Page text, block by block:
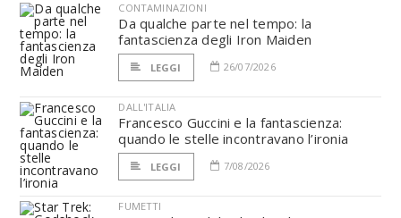
CONTAMINAZIONI
Da qualche parte nel tempo: la
fantascienza degli Iron Maiden
LEGGI 26/07/2026
DALL'ITALIA
Francesco Guccini e la fantascienza:
quando le stelle incontravano l’ironia
LEGGI 7/08/2026
FUMETTI